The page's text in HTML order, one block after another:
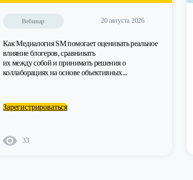
Вебинар 20 августа 2026
Как Медиалогия SM помогает оценивать реальное
влияние блогеров, сравнивать
их между собой и принимать решения о
коллаборациях на основе объективных...
Зарегистрироваться
33